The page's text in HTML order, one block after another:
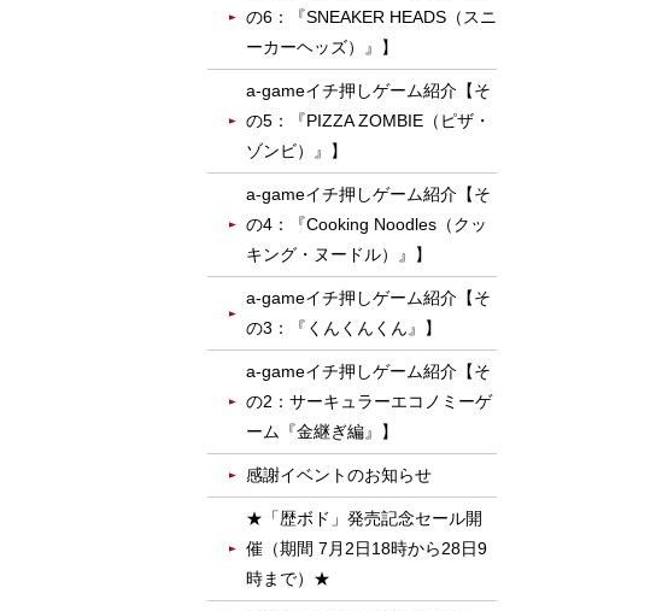
の6：『SNEAKER HEADS（スニ
ーカーヘッズ）』】
a-gameイチ押しゲーム紹介【そ
の5：『PIZZA ZOMBIE（ピザ・
ゾンビ）』】
a-gameイチ押しゲーム紹介【そ
の4：『Cooking Noodles（クッ
キング・ヌードル）』】
a-gameイチ押しゲーム紹介【そ
の3：『くんくんくん』】
a-gameイチ押しゲーム紹介【そ
の2：サーキュラーエコノミーゲ
ーム『金継ぎ編』】
感謝イベントのお知らせ
★「歴ボド」発売記念セール開
催（期間 7月2日18時から28日9
時まで）★